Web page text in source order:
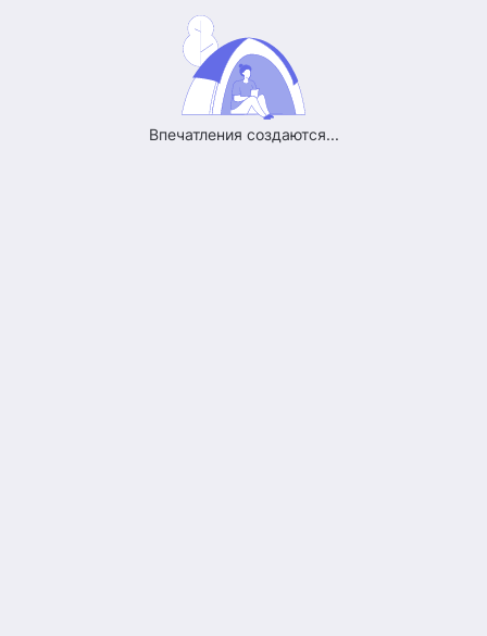
Впечатления создаются...